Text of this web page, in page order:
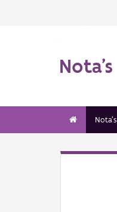
Nota's
Nota's